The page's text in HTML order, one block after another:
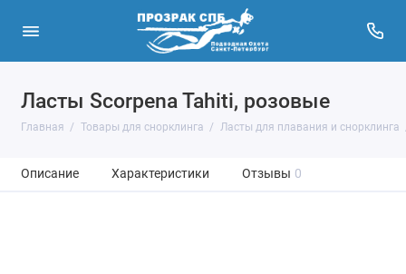
Ласты Scorpena Tahiti, розовые
Главная Товары для снорклинга Ласты для плавания и снорклинга
Описание Характеристики Отзывы 0